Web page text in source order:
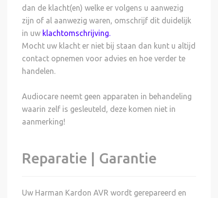
dan de klacht(en) welke er volgens u aanwezig
zijn of al aanwezig waren, omschrijf dit duidelijk
in uw klachtomschrijving.
Mocht uw klacht er niet bij staan dan kunt u altijd
contact opnemen voor advies en hoe verder te
handelen.
Audiocare neemt geen apparaten in behandeling
waarin zelf is gesleuteld, deze komen niet in
aanmerking!
Reparatie | Garantie
Uw Harman Kardon AVR wordt gerepareerd en